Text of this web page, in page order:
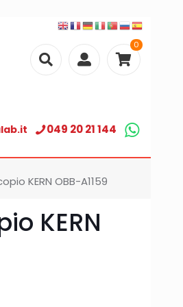
0
049 20 21 144
KERN OBB-A1159
KERN